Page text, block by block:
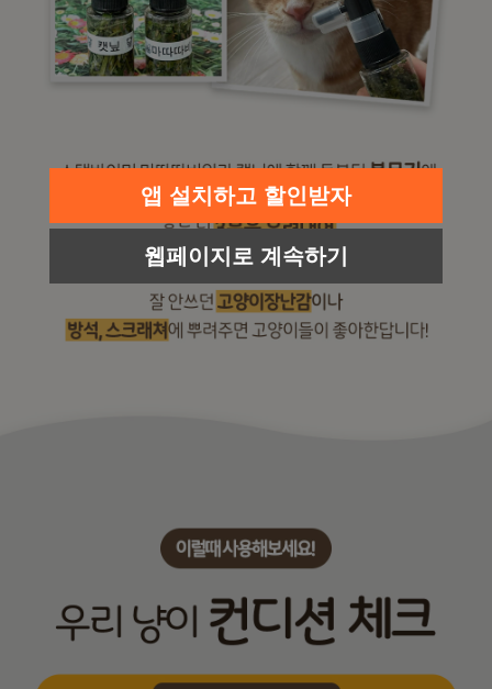
앱 설치하고 할인받자
웹페이지로 계속하기